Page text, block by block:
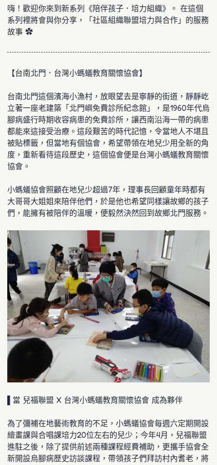
嗨！歡迎你來到新系列《陪伴孩子．培力組織》。 在這個
系列裡將會與你分享，「社區組織聯盟培力與合作」的服務
故事 ✿
【台南北門．台灣小螞蟻教育關懷協會】
台南北門這個濱海小漁村，放眼望去是寧靜的街道，靜靜屹
立著一座老建築「北門嶼免費診所紀念館」，是1960年代烏
腳病盛行時期收容病患的免費診所，讓西南沿海一帶的病患
都能來這接受治療。 這段艱苦的時代記憶，令當地人不堪且
被貼標籤，但當地有個協會，希望帶領在地兒少用全新的角
度，重新看待這段歷史，這個協會便是台灣小螞蟻教育關懷
協會 。
小螞蟻協會照顧在地兒少超過7年，理事長回顧童年時都有
大哥哥大姐姐來陪伴他們，於是他也希望同樣讓故鄉的孩子
們，能擁有被陪伴的溫暖，便毅然決然回到故鄉北門服務。
▌當 兒福聯盟 X 台灣小螞蟻教育關懷協會 成為夥伴
為了彌補在地藝術教育的不足，小螞蟻協會每週六定期開設
繪畫課與合唱課培力20位左右的兒少；今年4月，兒福聯盟
進駐之後，除了提供前述兩種課程經費補助，更攜手協會全
新開設烏腳病歷史訪談課程，帶領孩子們拜訪村內耆老，將